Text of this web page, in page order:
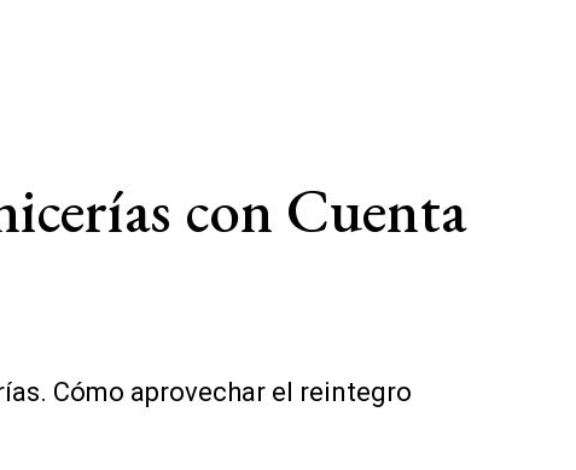
con Cuenta
Cómo aprovechar el reintegro